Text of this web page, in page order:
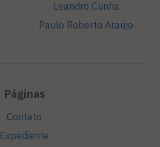
Leandro Cunha
Paulo Roberto Araújo
Páginas
Contato
Expediente